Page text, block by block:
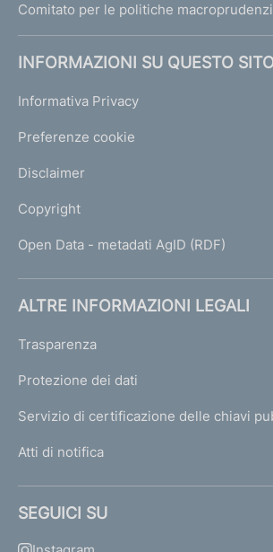
Comitato per le politiche
INFORMAZIONI SU QUESTO
Informativa Privacy
Preferenze cookie
Disclaimer
Copyright
Open Data - metadati AgID (RDF)
ALTRE INFORMAZIONI LEGALI
Trasparenza
Protezione dei dati
Servizio di certificazione delle chiavi
Atti di notifica
SEGUICI SU